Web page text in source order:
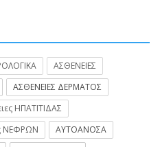
ΑΣΘΕΝΕΙΕΣ
ΑΣΘΕΝΕΙΕΣ ΔΕΡΜΑΤΟΣ
ΗΠΑΤΙΤΙΔΑΣ
ΝΕΦΡΩΝ
ΑΥΤΟΑΝΟΣΑ